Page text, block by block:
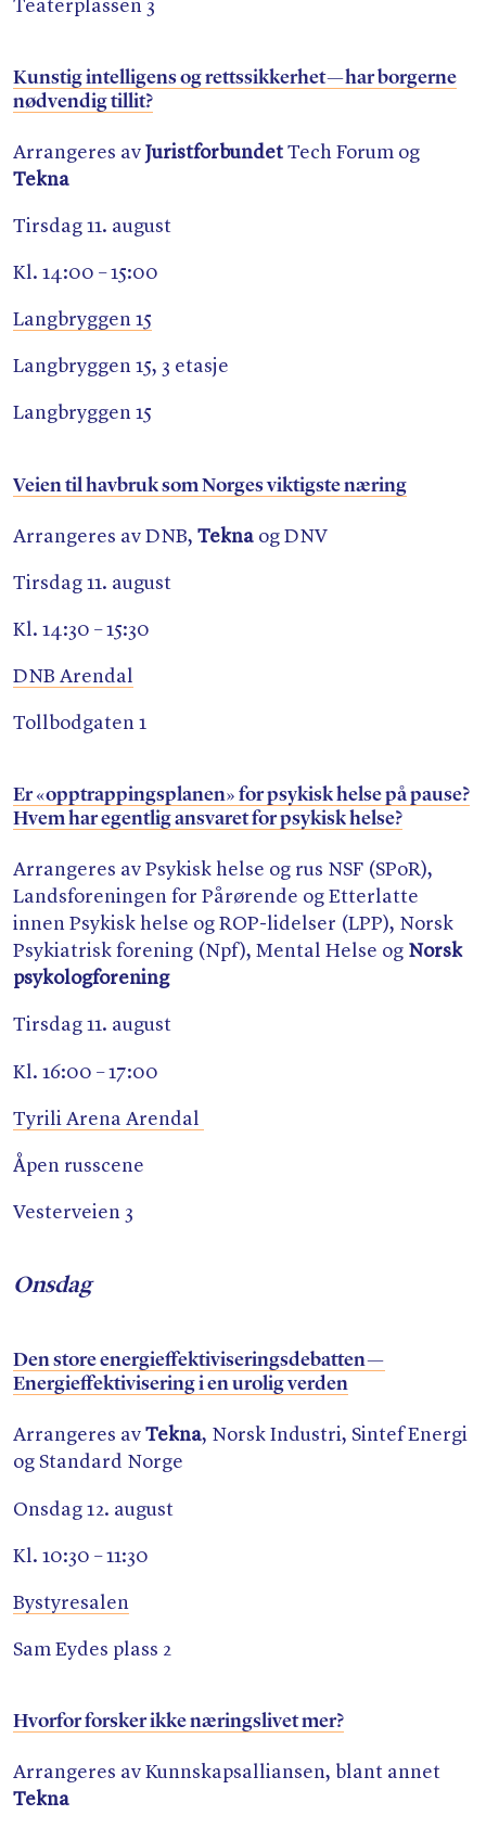
Teaterplassen 3
Kunstig intelligens og rettssikkerhet — har borgerne
nødvendig tillit?
Arrangeres av Juristforbundet Tech Forum og
Tekna
Tirsdag 11. august
Kl. 14:00 – 15:00
Langbryggen 15
Langbryggen 15, 3 etasje
Langbryggen 15
Veien til havbruk som Norges viktigste næring
Arrangeres av DNB, Tekna og DNV
Tirsdag 11. august
Kl. 14:30 – 15:30
DNB Arendal
Tollbodgaten 1
Er «opptrappingsplanen» for psykisk helse på pause?
Hvem har egentlig ansvaret for psykisk helse?
Arrangeres av Psykisk helse og rus NSF (SPoR),
Landsforeningen for Pårørende og Etterlatte
innen Psykisk helse og ROP-lidelser (LPP), Norsk
Psykiatrisk forening (Npf), Mental Helse og Norsk
psykologforening
Tirsdag 11. august
Kl. 16:00 – 17:00
Tyrili Arena Arendal
Åpen russcene
Vesterveien 3
Onsdag
Den store energieffektiviseringsdebatten —
Energieffektivisering i en urolig verden
Arrangeres av Tekna, Norsk Industri, Sintef Energi
og Standard Norge
Onsdag 12. august
Kl. 10:30 – 11:30
Bystyresalen
Sam Eydes plass 2
Hvorfor forsker ikke næringslivet mer?
Arrangeres av Kunnskapsalliansen, blant annet
Tekna